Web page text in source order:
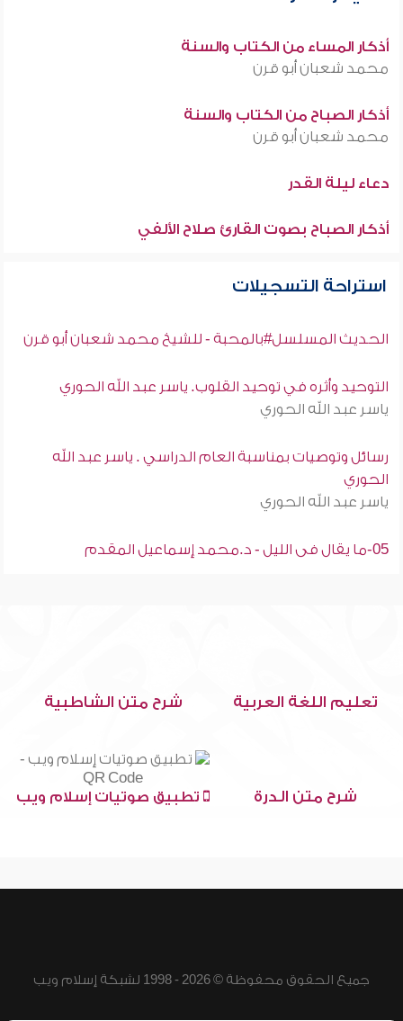
أذكار المساء من الكتاب والسنة
محمد شعبان أبو قرن
أذكار الصباح من الكتاب والسنة
محمد شعبان أبو قرن
دعاء ليلة القدر
أذكار الصباح بصوت القارئ صلاح الألفي
استراحة التسجيلات
الحديث المسلسل#بالمحبة - للشيخ محمد شعبان أبو قرن
التوحيد وأثره في توحيد القلوب. ياسر عبد الله الحوري
ياسر عبد الله الحوري
رسائل وتوصيات بمناسبة العام الدراسي . ياسر عبد الله
الحوري
ياسر عبد الله الحوري
05-ما يقال فى الليل - د.محمد إسماعيل المقدم
تعليم اللغة العربية شرح متن الشاطبية
شرح متن الدرة تطبيق صوتيات إسلام ويب
جميع الحقوق محفوظة © 2026 - 1998 لشبكة إسلام ويب